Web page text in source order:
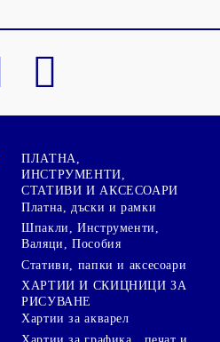
ПЛАТНА,
ИНСТРУМЕНТИ,
СТАТИВИ И АКСЕСОАРИ
Платна, дъски и рамки
Шпакли, Инструменти,
Валяци, Пособия
Стативи, папки и аксесоари
ХАРТИИ И СКИЦНИЦИ ЗА
РИСУВАНЕ
Хартии за акварел